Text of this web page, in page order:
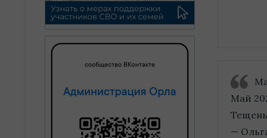
Май
—